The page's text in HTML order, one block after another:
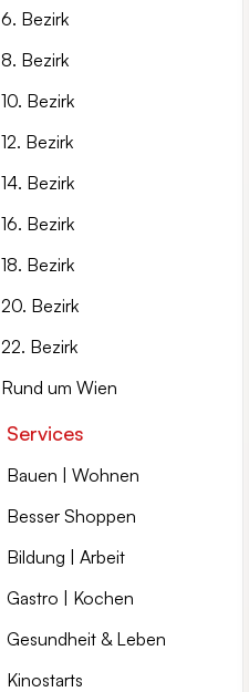
6. Bezirk
8. Bezirk
10. Bezirk
12. Bezirk
14. Bezirk
16. Bezirk
18. Bezirk
20. Bezirk
22. Bezirk
Rund um Wien
Services
Bauen | Wohnen
Besser Shoppen
Bildung | Arbeit
Gastro | Kochen
Gesundheit & Leben
Kinostarts